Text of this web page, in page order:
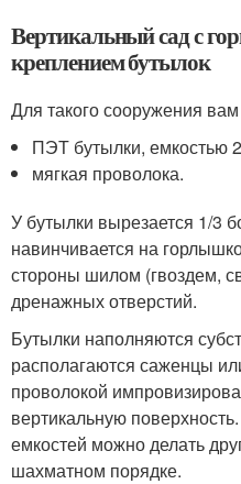
Вертикальный сад с
креплением бутылок
Для такого сооружения
ПЭТ бутылки, емкостью
мягкая проволока.
У бутылки вырезается 1/3
навинчивается на
стороны шилом (гвоздем,
дренажных отверстий.
Бутылки наполняются
располагаются саженцы
проволокой
вертикальную
емкостей можно делать
шахматном порядке.